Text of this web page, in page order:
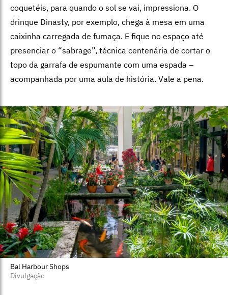
coquetéis, para quando o sol se vai, impressiona. O
drinque Dinasty, por exemplo, chega à mesa em uma
caixinha carregada de fumaça. E fique no espaço até
presenciar o “sabrage”, técnica centenária de cortar o
topo da garrafa de espumante com uma espada –
acompanhada por uma aula de história. Vale a pena.
Bal Harbour Shops
Divulgação